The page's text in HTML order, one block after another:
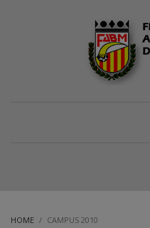
HOME CAMPUS 2010